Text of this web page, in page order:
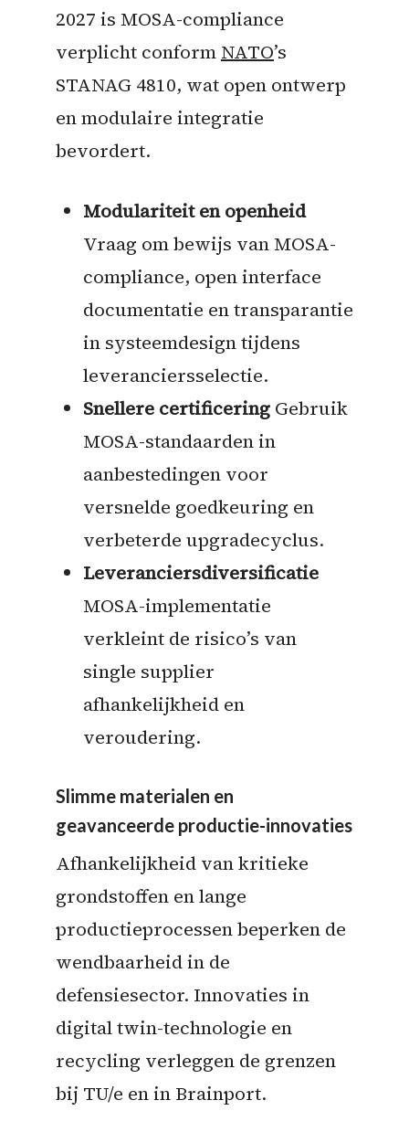
2027 is MOSA-compliance
verplicht conform NATO’s
STANAG 4810, wat open ontwerp
en modulaire integratie
bevordert.
Modulariteit en openheid
Vraag om bewijs van MOSA-
compliance, open interface
documentatie en transparantie
in systeemdesign tijdens
leveranciersselectie.
Snellere certificeringGebruik
MOSA-standaarden in
aanbestedingen voor
versnelde goedkeuring en
verbeterde upgradecyclus.
Leveranciersdiversificatie
MOSA-implementatie
verkleint de risico’s van
single supplier
afhankelijkheid en
veroudering.
Slimme materialen en
geavanceerde productie-innovaties
Afhankelijkheid van kritieke
grondstoffen en lange
productieprocessen beperken de
wendbaarheid in de
defensiesector. Innovaties in
digital twin-technologie en
recycling verleggen de grenzen
bij TU/e en in Brainport.